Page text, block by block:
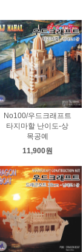
No100/우드크래프트
타지마할 난이도-상
목공예
11,900원